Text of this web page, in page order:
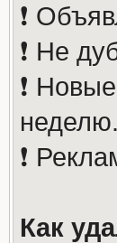
❗️
❗️ Не
❗️
неделю.
❗️
Как